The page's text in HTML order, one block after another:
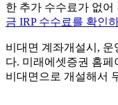
한 추가 수수료가 없어
금 IRP 수수료를 확인
비대면 계좌개설시, 운
다. 미래에셋증권 홈
비대면으로 개설해서